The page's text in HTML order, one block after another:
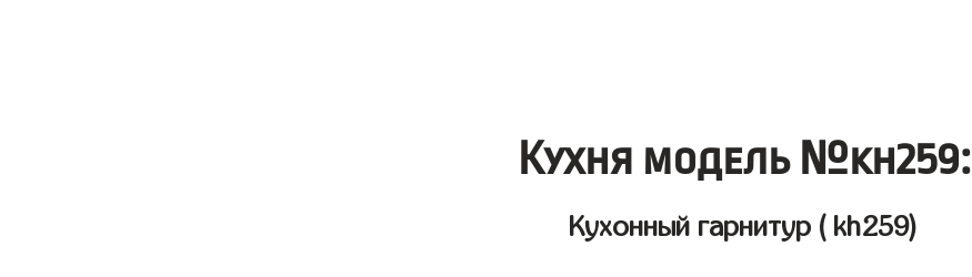
Кухня модель №kh259:
Кухонный гарнитур ( kh259)